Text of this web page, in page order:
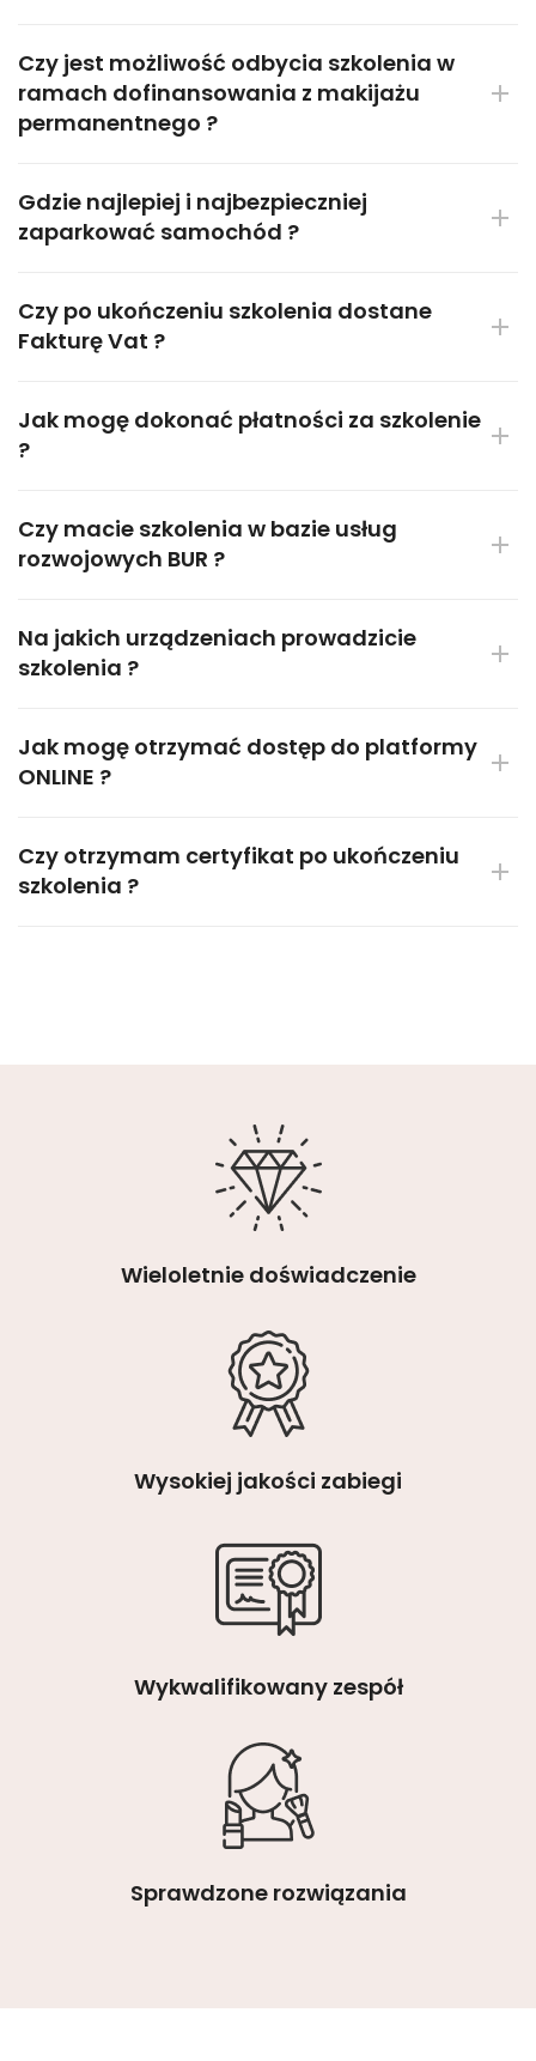
Czy jest możliwość odbycia szkolenia w
ramach dofinansowania z makijażu
permanentnego ?
Gdzie najlepiej i najbezpieczniej
zaparkować samochód ?
Czy po ukończeniu szkolenia dostane
Fakturę Vat ?
Jak mogę dokonać płatności za szkolenie
?
Czy macie szkolenia w bazie usług
rozwojowych BUR ?
Na jakich urządzeniach prowadzicie
szkolenia ?
Jak mogę otrzymać dostęp do platformy
ONLINE ?
Czy otrzymam certyfikat po ukończeniu
szkolenia ?
Wieloletnie doświadczenie
Wysokiej jakości zabiegi
Wykwalifikowany zespół
Sprawdzone rozwiązania